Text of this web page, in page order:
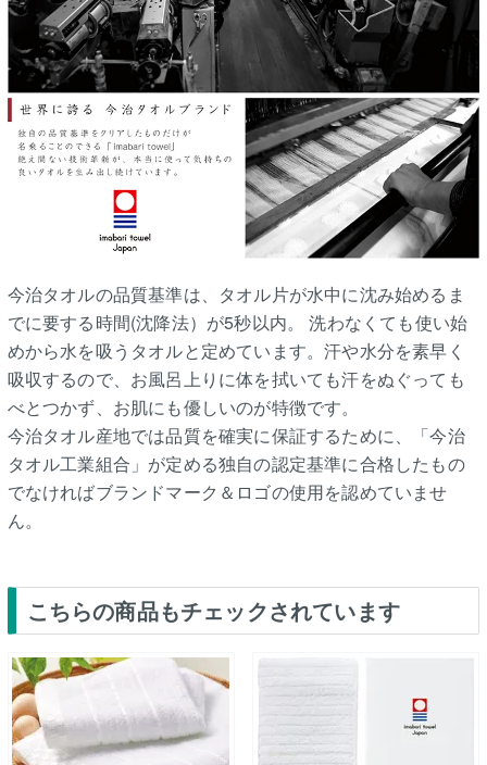
今治タオルの品質基準は、タオル片が水中に沈み始めるま
でに要する時間(沈降法）が5秒以内。 洗わなくても使い始
めから水を吸うタオルと定めています。汗や水分を素早く
吸収するので、お風呂上りに体を拭いても汗をぬぐっても
べとつかず、お肌にも優しいのが特徴です。
今治タオル産地では品質を確実に保証するために、「今治
タオル工業組合」が定める独自の認定基準に合格したもの
でなければブランドマーク＆ロゴの使用を認めていませ
ん。
こちらの商品もチェックされています